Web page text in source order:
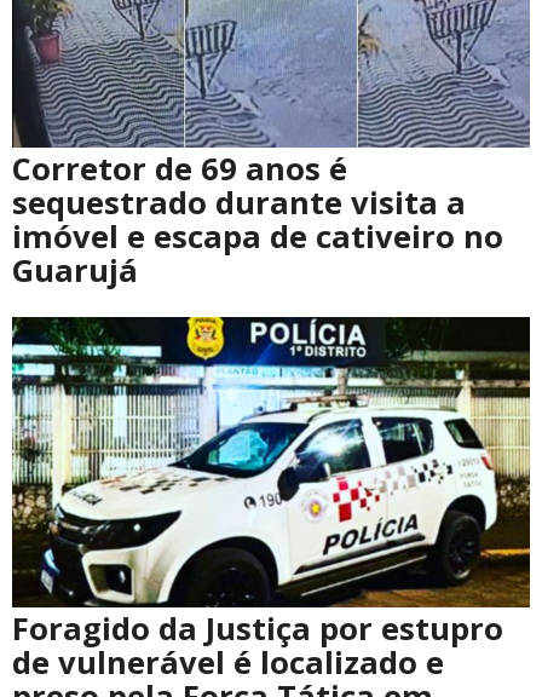
Corretor de 69 anos é
sequestrado durante visita a
imóvel e escapa de cativeiro no
Guarujá
Foragido da Justiça por estupro
de vulnerável é localizado e